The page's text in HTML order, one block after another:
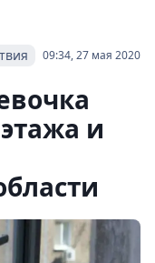
09:34, 27 мая 2020
и